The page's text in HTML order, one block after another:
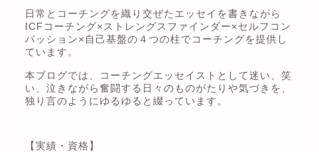
日常とコーチングを織り交ぜたエッセイを書きながら
ICFコーチング×ストレングスファインダー×セルフコン
パッション×自己基盤の４つの柱でコーチングを提供し
ています。
本ブログでは、コーチングエッセイストとして迷い、笑
い、泣きながら奮闘する日々のものがたりや気づきを、
独り言のようにゆるゆると綴っています。
【実績・資格】